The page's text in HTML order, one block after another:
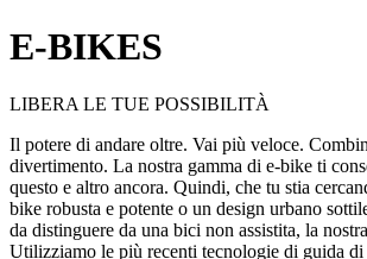
E-BIKES
LIBERA LE TUE POSSIBILITÀ
Il potere di andare oltre. Vai più veloce.
divertimento. La nostra gamma di e-bike ti
questo e altro ancora. Quindi, che tu stia
bike robusta e potente o un design urbano
da distinguere da una bici non assistita, la
Utilizziamo le più recenti tecnologie di guida